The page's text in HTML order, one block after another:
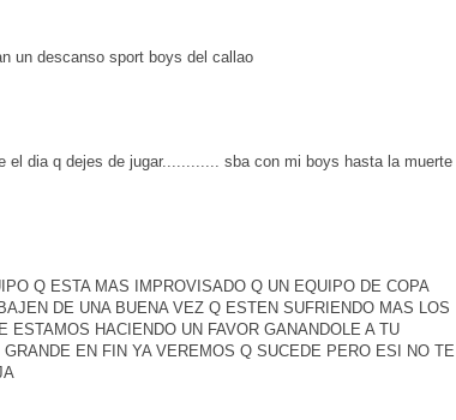
un descanso sport boys del callao
el dia q dejes de jugar............ sba con mi boys hasta la muerte
Q ESTA MAS IMPROVISADO Q UN EQUIPO DE COPA
DE UNA BUENA VEZ Q ESTEN SUFRIENDO MAS LOS
ESTAMOS HACIENDO UN FAVOR GANANDOLE A TU
EN FIN YA VEREMOS Q SUCEDE PERO ESI NO TE